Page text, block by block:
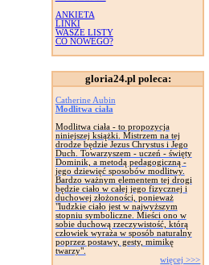
ANKIETA
LINKI
WASZE LISTY
CO NOWEGO?
gloria24.pl poleca:
Catherine Aubin
Modlitwa ciała
Modlitwa ciała - to propozycja
niniejszej książki. Mistrzem na tej
drodze będzie Jezus Chrystus i Jego
Duch. Towarzyszem - uczeń - święty
Dominik, a metodą pedagogiczną -
jego dziewięć sposobów modlitwy.
Bardzo ważnym elementem tej drogi
będzie ciało w całej jego fizycznej i
duchowej złożoności, ponieważ
"ludzkie ciało jest w najwyższym
stopniu symboliczne. Mieści ono w
sobie duchową rzeczywistość, którą
człowiek wyraża w sposób naturalny
poprzez postawy, gesty, mimikę
twarzy".
więcej >>>